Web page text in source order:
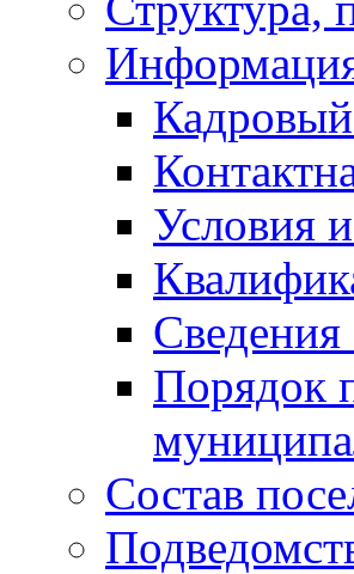
Кадровый
Условия
Порядок
Состав